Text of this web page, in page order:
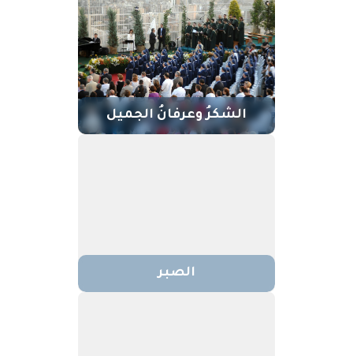
الشكرُ وعرفانُ الجميل
الصبر